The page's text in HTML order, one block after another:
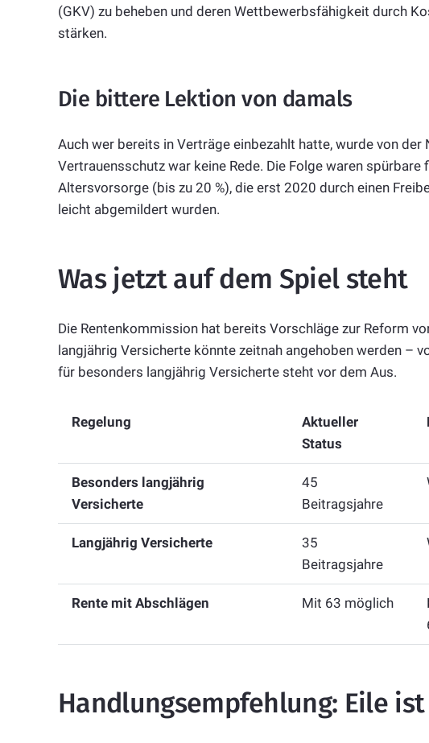
(GKV) zu beheben und deren Wettbewerbsfähigkeit durch
stärken.
Die bittere Lektion von damals
Auch wer bereits in Verträge einbezahlt hatte, wurde von der
Vertrauensschutz war keine Rede. Die Folge waren
Altersvorsorge (bis zu 20 %), die erst 2020 durch einen
leicht abgemildert wurden.
Was jetzt auf dem Spiel steht
Die Rentenkommission hat bereits Vorschläge zur Reform
langjährig Versicherte könnte zeitnah angehoben werden –
für besonders langjährig Versicherte steht vor dem Aus.
Regelung
Aktueller
Status
Besonders langjährig
Versicherte
45
Beitragsjahre
Langjährig Versicherte
35
Beitragsjahre
Rente mit Abschlägen Mit 63 möglich
Handlungsempfehlung: Eile